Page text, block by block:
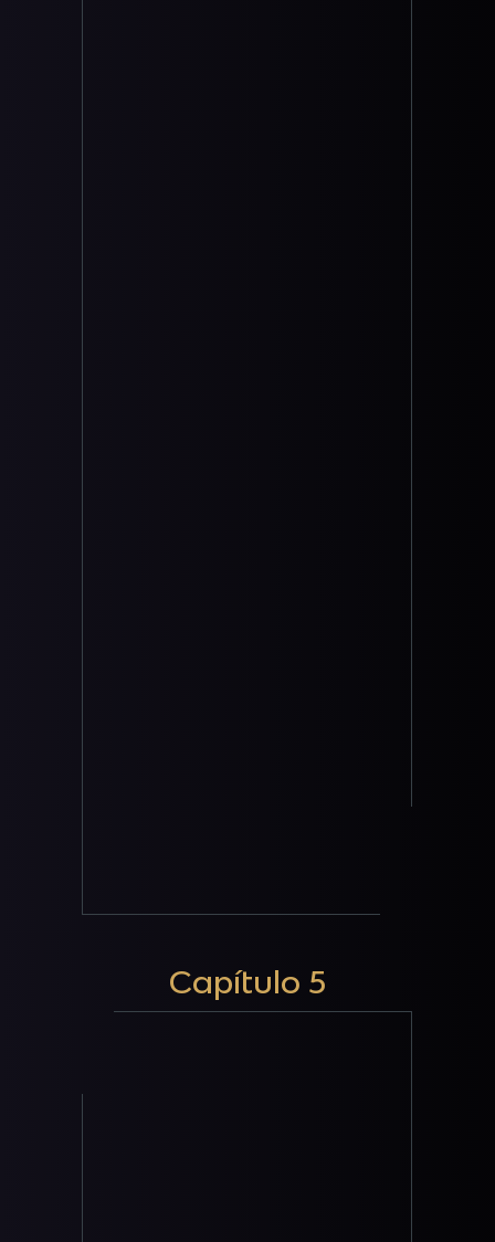
Capítulo 5